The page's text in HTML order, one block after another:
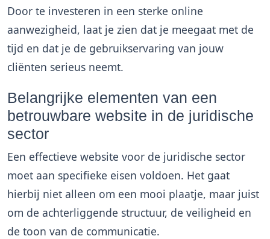
Door te investeren in een sterke online
aanwezigheid, laat je zien dat je meegaat met de
tijd en dat je de gebruikservaring van jouw
cliënten serieus neemt.
Belangrijke elementen van een
betrouwbare website in de juridische
sector
Een effectieve website voor de juridische sector
moet aan specifieke eisen voldoen. Het gaat
hierbij niet alleen om een mooi plaatje, maar juist
om de achterliggende structuur, de veiligheid en
de toon van de communicatie.